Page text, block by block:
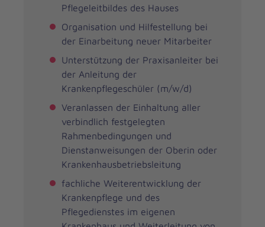
Pflegeleitbildes des Hauses
Organisation und Hilfestellung bei
der Einarbeitung neuer Mitarbeiter
Unterstützung der Praxisanleiter bei
der Anleitung der
Krankenpflegeschüler (m/w/d)
Veranlassen der Einhaltung aller
verbindlich festgelegten
Rahmenbedingungen und
Dienstanweisungen der Oberin oder
Krankenhausbetriebsleitung
fachliche Weiterentwicklung der
Krankenpflege und des
Pflegedienstes im eigenen